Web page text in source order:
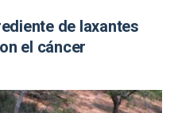
de laxantes
el cáncer